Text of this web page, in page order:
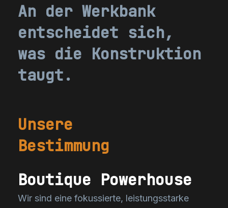
An der Werkbank
entscheidet sich,
was die Konstruktion
taugt.
Unsere
Bestimmung
Boutique Powerhouse
Wir sind eine fokussierte, leistungsstarke